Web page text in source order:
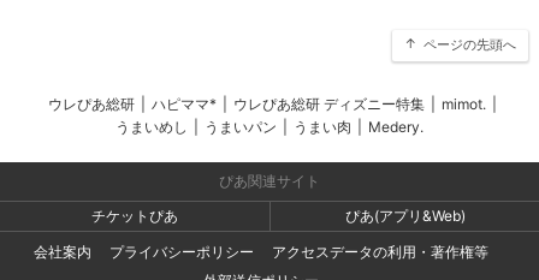
ページの先頭へ
ウレぴあ総研 ハピママ* ウレぴあ総研 ディズニー特集 mimot.
うまいめし
うまいパン うまい肉 Medery.
ぴあ関連サイト
チケットぴあ
ぴあ(アプリ&Web)
会社案内
プライバシーポリシー
アクセスデータの利用・著作権等